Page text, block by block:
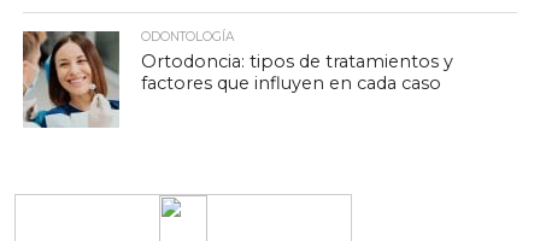
ODONTOLOGÍA
Ortodoncia: tipos de tratamientos y
factores que influyen en cada caso